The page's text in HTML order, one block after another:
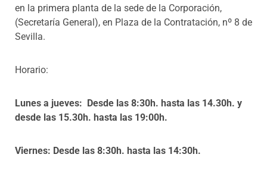
en la primera planta de la sede de la Corporación,
(Secretaría General), en Plaza de la Contratación, nº 8 de
Sevilla.
Horario:
Lunes a jueves: Desde las 8:30h. hasta las 14.30h. y
desde las 15.30h. hasta las 19:00h.
Viernes: Desde las 8:30h. hasta las 14:30h.